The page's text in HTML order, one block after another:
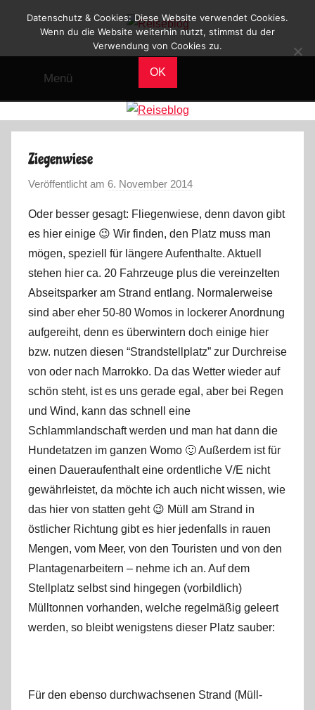
Reiseblog
im
Menü
Ziegenwiese
Veröffentlicht am 6. November 2014
n
M
a
r
k
u
s
Oder besser gesagt: Fliegenwiese, denn davon gibt
es hier einige 😉 Wir finden, den Platz muss man
mögen, speziell für längere Aufenthalte. Aktuell
stehen hier ca. 20 Fahrzeuge plus die vereinzelten
Abseitsparker am Strand entlang. Normalerweise
sind aber eher 50-80 Womos in lockerer Anordnung
aufgereiht, denn es überwintern doch einige hier
bzw. nutzen diesen “Strandstellplatz” zur Durchreise
von oder nach Marrokko. Da das Wetter wieder auf
schön steht, ist es uns gerade egal, aber bei Regen
und Wind, kann das schnell eine
Schlammlandschaft werden und man hat dann die
Hundetatzen im ganzen Womo 🙂 Außerdem ist für
einen Daueraufenthalt eine ordentliche V/E nicht
gewährleistet, da möchte ich auch nicht wissen, wie
das hier von statten geht 😉 Müll am Strand in
östlicher Richtung gibt es hier jedenfalls in rauen
Mengen, vom Meer, von den Touristen und von den
Plantagenarbeitern – nehme ich an. Auf dem
Stellplatz selbst sind hingegen (vorbildlich)
Mülltonnen vorhanden, welche regelmäßig geleert
werden, so bleibt wenigstens dieser Platz sauber:
Für den ebenso durchwachsenen Strand (Müll-
Datenschutz & Cookies: Diese Website verwendet Cookies.
Wenn du die Website weiterhin nutzt, stimmst du der
Verwendung von Cookies zu.
OK